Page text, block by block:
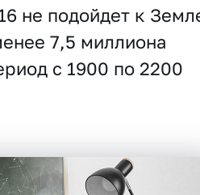
не подойдет к
7,5 миллиона
с 1900 по 2200